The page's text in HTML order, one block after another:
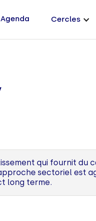
Agenda Cercles
qui fournit
sectoriel est
long terme.